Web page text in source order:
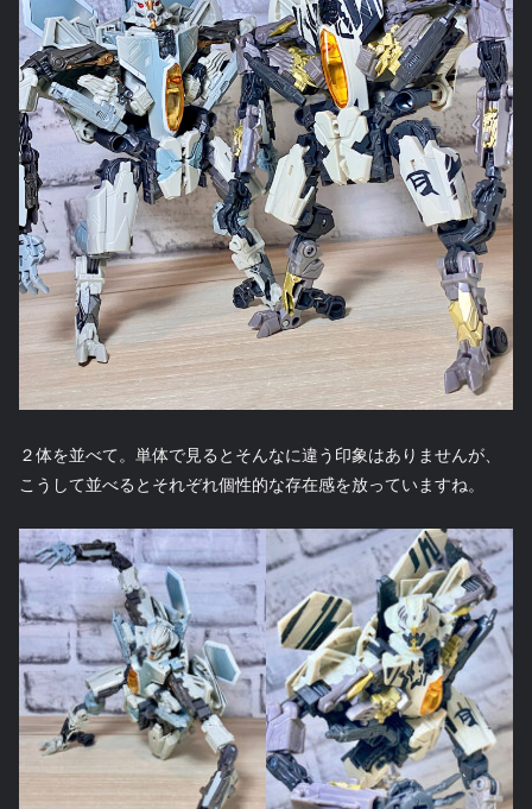
２体を並べて。単体で見るとそんなに違う印象はありませんが、
こうして並べるとそれぞれ個性的な存在感を放っていますね。